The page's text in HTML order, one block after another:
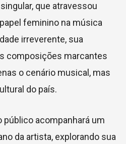
que atravessou
feminino na música
irreverente, sua
composições marcantes
o cenário musical, mas
do país.
público acompanhará um
da artista, explorando sua